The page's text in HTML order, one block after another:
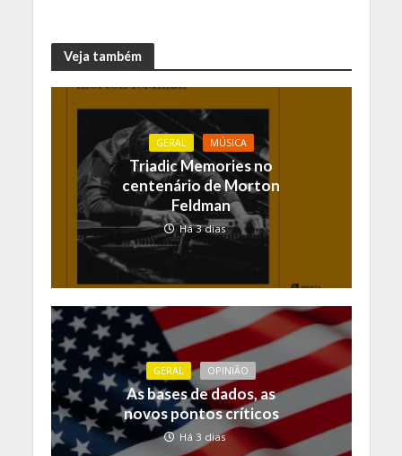
Veja também
GERAL MÚSICA
Triadic Memories no
centenário de Morton
Feldman
Há 3 dias
GERAL OPINIÃO
As bases de dados, as
novos pontos críticos
Há 3 dias